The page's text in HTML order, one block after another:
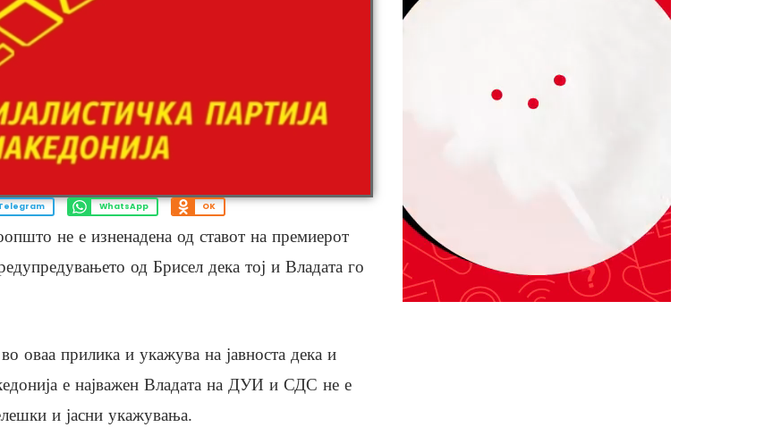
WhatsApp OK
не е изненадена од ставот на премиерот
од Брисел дека тој и Владата го
оваа прилика и укажува на јавноста дека и
е најважен Владата на ДУИ и СДС не е
и јасни укажувања.